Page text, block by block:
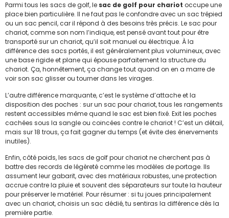
Parmi tous les sacs de golf, le sac de golf pour chariot occupe une
place bien particulière. Il ne faut pas le confondre avec un sac trépied
ou un sac pencil, car il répond à des besoins très précis. Le sac pour
chariot, comme son nom l’indique, est pensé avant tout pour être
transporté sur un chariot, qu’il soit manuel ou électrique. À la
différence des sacs portés, il est généralement plus volumineux, avec
une base rigide et plane qui épouse parfaitement la structure du
chariot. Ça, honnêtement, ça change tout quand on en a marre de
voir son sac glisser ou tourner dans les virages.
L’autre différence marquante, c’est le système d’attache et la
disposition des poches : sur un sac pour chariot, tous les rangements
restent accessibles même quand le sac est bien fixé. Exit les poches
cachées sous la sangle ou coincées contre le chariot ! C’est un détail,
mais sur 18 trous, ça fait gagner du temps (et évite des énervements
inutiles).
Enfin, côté poids, les sacs de golf pour chariot ne cherchent pas à
battre des records de légèreté comme les modèles de portage. Ils
assument leur gabarit, avec des matériaux robustes, une protection
accrue contre la pluie et souvent des séparateurs sur toute la hauteur
pour préserver le matériel. Pour résumer : si tu joues principalement
avec un chariot, choisis un sac dédié, tu sentiras la différence dès la
première partie.